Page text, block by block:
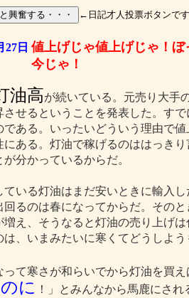
←日記才人投票ボタンで
27日 値上げじゃ値上げじゃ！ぼ
今じゃ！
油高が続いている。元売り大手
させるということを発表した。す
である。いったいどういう理由で
にある。灯油で稼げるのははっき
が分かっているからだ。
いる灯油はまだ安いときに輸入
回るのは春になってからだ。その
増え、そうなると灯油の売り上げ
は、いまみたいに寒くてどうしよ
て寒さが和らいでから灯油を買
に
！」とみんなから馬鹿にさ